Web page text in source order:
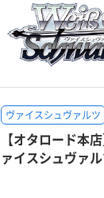
ヴァイスシュヴァルツ
【オタロード本
ァイスシュヴァ